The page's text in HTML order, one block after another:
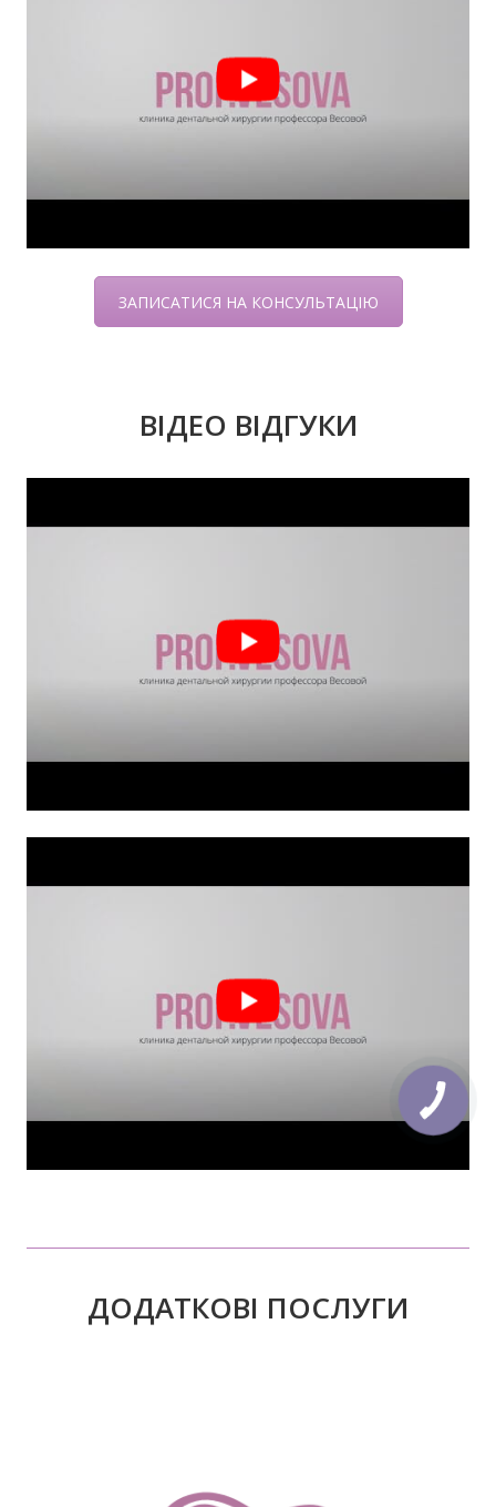
ЗАПИСАТИСЯ НА КОНСУЛЬТАЦІЮ
ВІДЕО ВІДГУКИ
ДОДАТКОВІ ПОСЛУГИ